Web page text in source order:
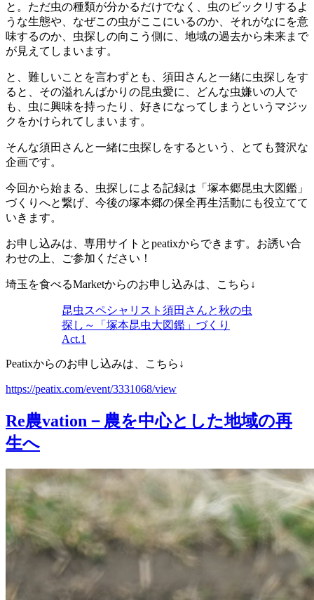
と。ただ虫の種類が分かるだけでなく、虫のビックリするよ
うな生態や、なぜこの虫がここにいるのか、それがなにを意
味するのか、虫探しの向こう側に、地域の過去から未来まで
が見えてしまいます。
と、難しいことを言わずとも、須田さんと一緒に虫探しをす
ると、その溢れんばかりの昆虫愛に、どんな虫嫌いの人で
も、虫に興味を持ったり、好きになってしまうというマジッ
クをかけられてしまいます。
そんな須田さんと一緒に虫探しをするという、とても贅沢な
企画です。
今回から始まる、虫探しによる記録は「塚本郷昆虫大図鑑」
づくりへと繋げ、今後の塚本郷の保全再生活動にも役立てて
いきます。
お申し込みは、専用サイトとpeatixからできます。お誘い合
わせの上、ご参加ください！
埼玉を食べるMarketからのお申し込みは、こちら↓
昆虫スペシャリスト須田さんと秋の虫
探し～「塚本昆虫大図鑑」づくり
Act.1
Peatixからのお申し込みは、こちら↓
https://peatix.com/event/3331068/view
Re農vation－農を中心とした地域の再
生へ